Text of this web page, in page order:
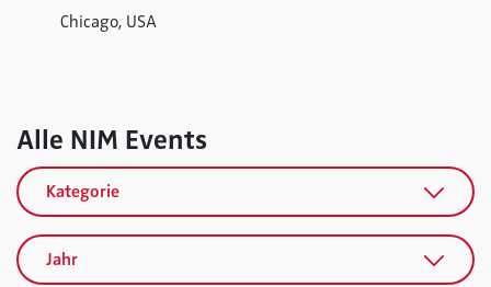
Chicago, USA
Alle NIM Events
Kategorie
Jahr